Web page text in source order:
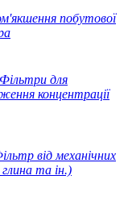
побутової
Фільтри для
концентрації
від механічних
та ін.)